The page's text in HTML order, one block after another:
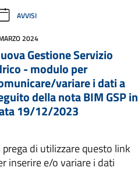
AVVISI
2024
Gestione Servizio
- modulo per
variare i dati a
della nota BIM GSP in
19/12/2023
prega di utilizzare questo link
inserire e/o variare i dati